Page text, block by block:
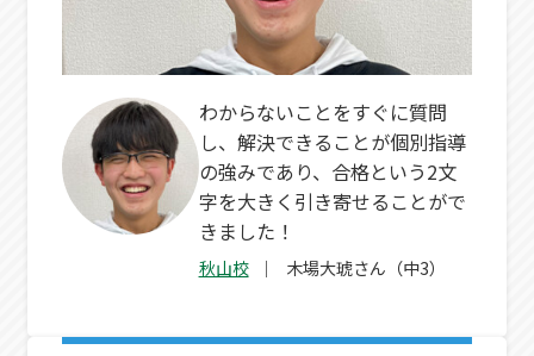
わからないことをすぐに質問
し、解決できることが個別指導
の強みであり、合格という2文
字を大きく引き寄せることがで
きました！
秋山校 木場大琥さん（中3）